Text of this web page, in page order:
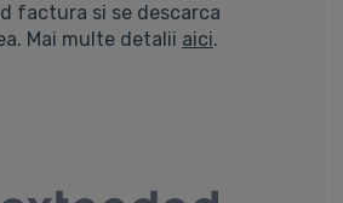
factura si se descarca
Mai multe detalii aici.